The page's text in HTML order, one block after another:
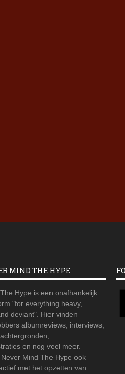
MIND THE HYPE
Hype is een onafhankelijk
"for everything heavy,
deviant". Hier vinden
albumreviews, interviews,
en nog veel meer.
Mind The Hype ook
met het opzetten van